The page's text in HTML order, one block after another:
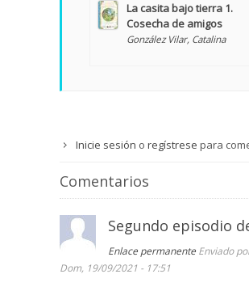
La casita bajo tierra 1.
Cosecha de amigos
González Vilar, Catalina
Inicie sesión o regístrese para
Comentarios
Segundo episodio
Enlace permanente Enviado
Dom, 19/09/2021 - 17:51